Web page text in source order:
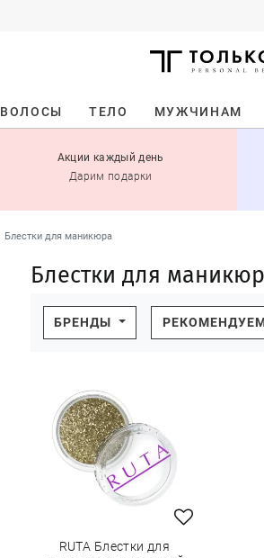
ВОЛОСЫ ТЕЛО МУЖЧИНАМ
Акции каждый день
Дарим подарки
Блестки для маникюра
Блестки для
БРЕНДЫ
RUTA Блестки для